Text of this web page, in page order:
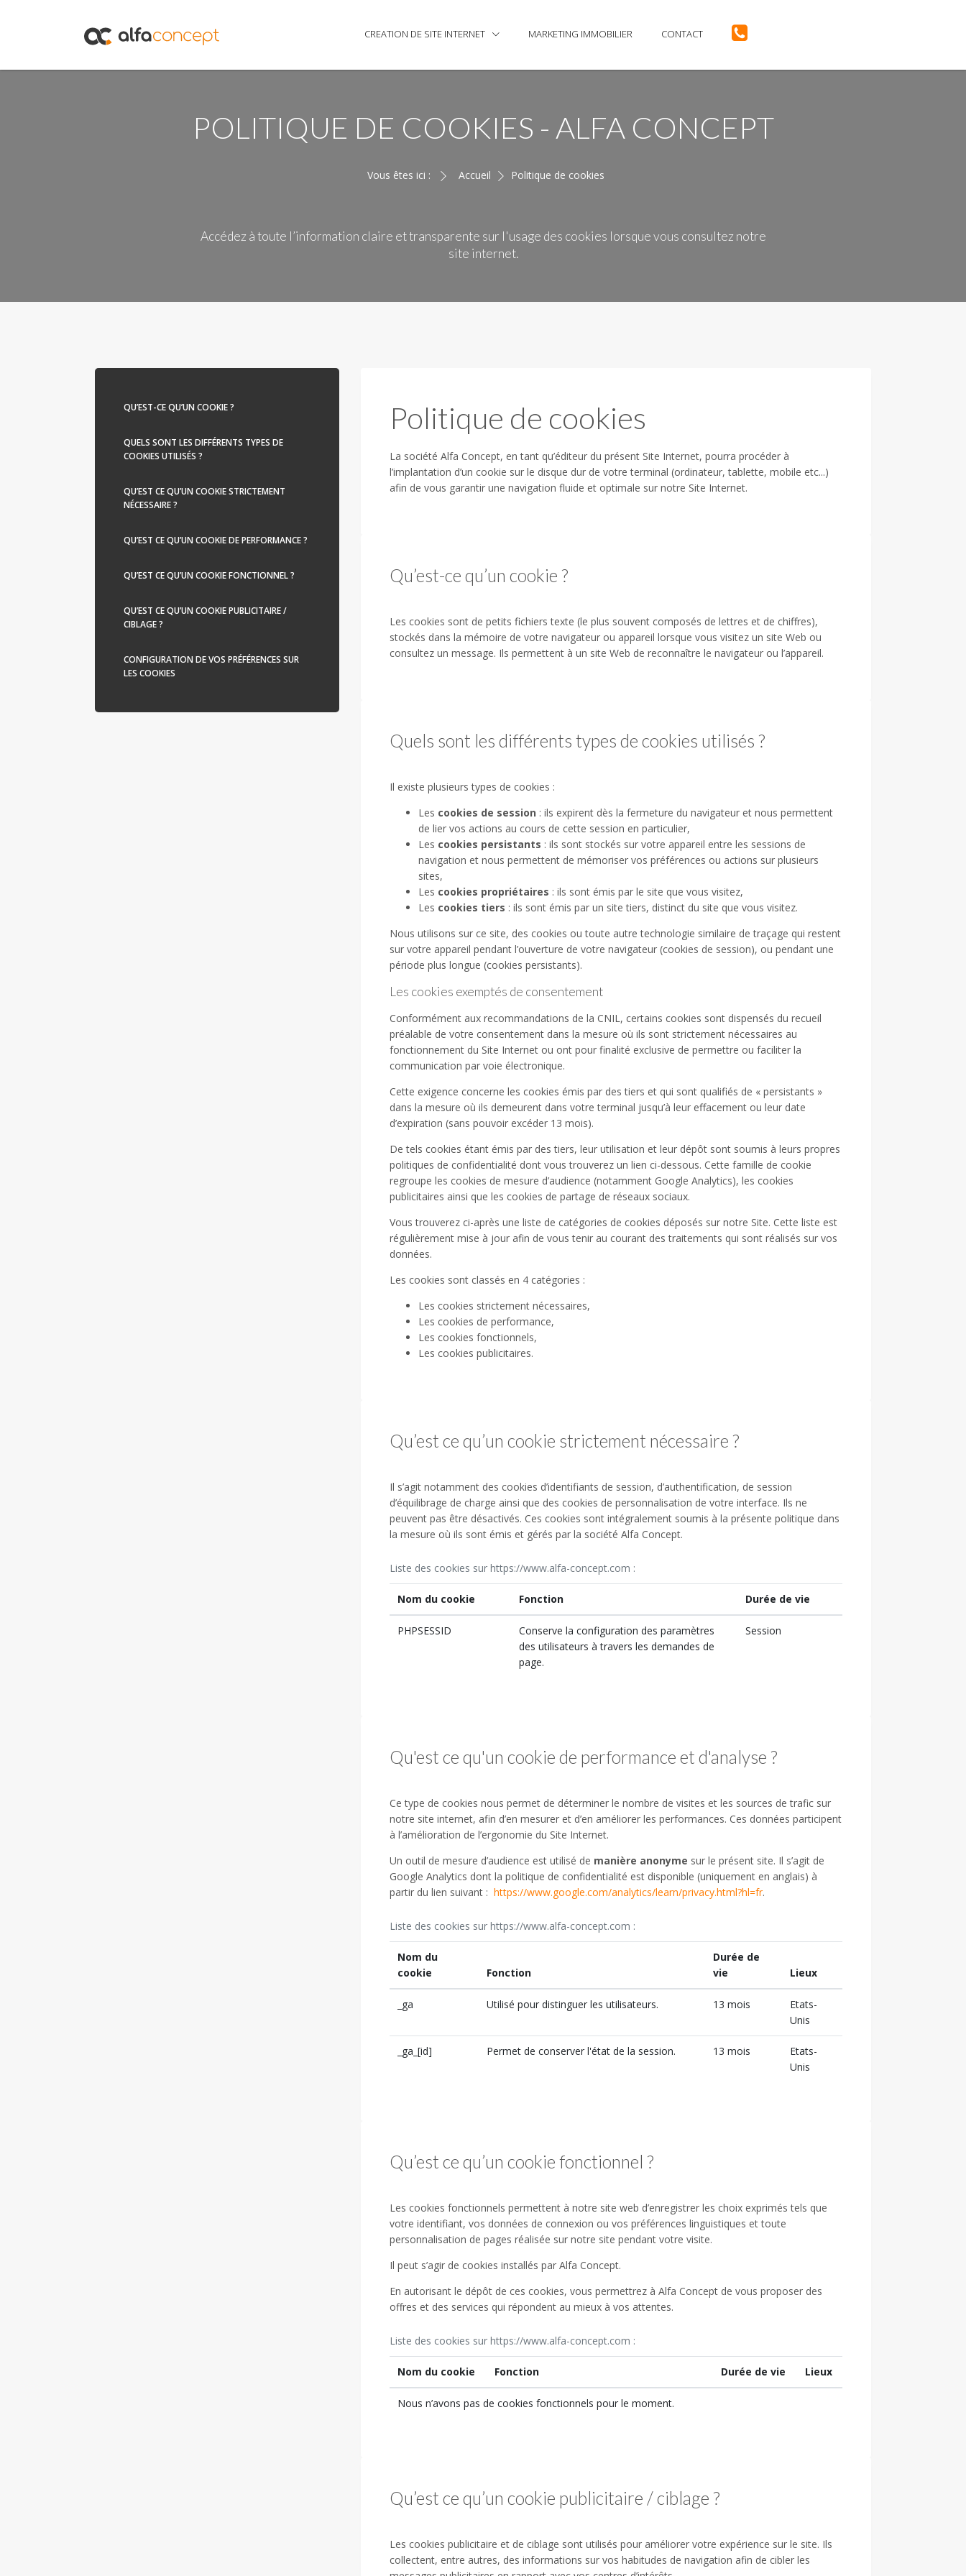
CREATION DE SITE INTERNET MARKETING IMMOBILIER CONTACT
POLITIQUE DE COOKIES - ALFA CONCEPT
Vous êtes ici : Accueil Politique de cookies
Accédez à toute l’information claire et transparente sur l'usage des cookies lorsque vous consultez notre
site internet.
QU’EST-CE QU’UN COOKIE ?
QUELS SONT LES DIFFÉRENTS TYPES DE
COOKIES UTILISÉS ?
QU’EST CE QU’UN COOKIE STRICTEMENT
NÉCESSAIRE ?
QU’EST CE QU’UN COOKIE DE PERFORMANCE ?
QU’EST CE QU’UN COOKIE FONCTIONNEL ?
QU’EST CE QU’UN COOKIE PUBLICITAIRE /
CIBLAGE ?
CONFIGURATION DE VOS PRÉFÉRENCES SUR
LES COOKIES
Politique de cookies
La société Alfa Concept, en tant qu’éditeur du présent Site Internet, pourra procéder à
l’implantation d’un cookie sur le disque dur de votre terminal (ordinateur, tablette, mobile etc...)
afin de vous garantir une navigation fluide et optimale sur notre Site Internet.
Qu’est-ce qu’un cookie ?
Les cookies sont de petits fichiers texte (le plus souvent composés de lettres et de chiffres),
stockés dans la mémoire de votre navigateur ou appareil lorsque vous visitez un site Web ou
consultez un message. Ils permettent à un site Web de reconnaître le navigateur ou l’appareil.
Quels sont les différents types de cookies utilisés ?
Il existe plusieurs types de cookies :
Les cookies de session : ils expirent dès la fermeture du navigateur et nous permettent
de lier vos actions au cours de cette session en particulier,
Les cookies persistants : ils sont stockés sur votre appareil entre les sessions de
navigation et nous permettent de mémoriser vos préférences ou actions sur plusieurs
sites,
Les cookies propriétaires : ils sont émis par le site que vous visitez,
Les cookies tiers : ils sont émis par un site tiers, distinct du site que vous visitez.
Nous utilisons sur ce site, des cookies ou toute autre technologie similaire de traçage qui restent
sur votre appareil pendant l’ouverture de votre navigateur (cookies de session), ou pendant une
période plus longue (cookies persistants).
Les cookies exemptés de consentement
Conformément aux recommandations de la CNIL, certains cookies sont dispensés du recueil
préalable de votre consentement dans la mesure où ils sont strictement nécessaires au
fonctionnement du Site Internet ou ont pour finalité exclusive de permettre ou faciliter la
communication par voie électronique.
Cette exigence concerne les cookies émis par des tiers et qui sont qualifiés de « persistants »
dans la mesure où ils demeurent dans votre terminal jusqu’à leur effacement ou leur date
d’expiration (sans pouvoir excéder 13 mois).
De tels cookies étant émis par des tiers, leur utilisation et leur dépôt sont soumis à leurs propres
politiques de confidentialité dont vous trouverez un lien ci-dessous. Cette famille de cookie
regroupe les cookies de mesure d’audience (notamment Google Analytics), les cookies
publicitaires ainsi que les cookies de partage de réseaux sociaux.
Vous trouverez ci-après une liste de catégories de cookies déposés sur notre Site. Cette liste est
régulièrement mise à jour afin de vous tenir au courant des traitements qui sont réalisés sur vos
données.
Les cookies sont classés en 4 catégories :
Les cookies strictement nécessaires,
Les cookies de performance,
Les cookies fonctionnels,
Les cookies publicitaires.
Qu’est ce qu’un cookie strictement nécessaire ?
Il s’agit notamment des cookies d’identifiants de session, d’authentification, de session
d’équilibrage de charge ainsi que des cookies de personnalisation de votre interface. Ils ne
peuvent pas être désactivés. Ces cookies sont intégralement soumis à la présente politique dans
la mesure où ils sont émis et gérés par la société Alfa Concept.
Liste des cookies sur https://www.alfa-concept.com :
Nom du cookie Fonction Durée de vie
PHPSESSID
Conserve la configuration des paramètres
des utilisateurs à travers les demandes de
page.
Session
Qu'est ce qu'un cookie de performance et d'analyse ?
Ce type de cookies nous permet de déterminer le nombre de visites et les sources de trafic sur
notre site internet, afin d’en mesurer et d’en améliorer les performances. Ces données participent
à l’amélioration de l’ergonomie du Site Internet.
Un outil de mesure d’audience est utilisé de manière anonyme sur le présent site. Il s’agit de
Google Analytics dont la politique de confidentialité est disponible (uniquement en anglais) à
partir du lien suivant : https://www.google.com/analytics/learn/privacy.html?hl=fr.
Liste des cookies sur https://www.alfa-concept.com :
Nom du
cookie
Fonction
Durée de
vie
Lieux
_ga Utilisé pour distinguer les utilisateurs. 13 mois
Etats-
Unis
_ga_[id] Permet de conserver l'état de la session. 13 mois
Etats-
Unis
Qu’est ce qu’un cookie fonctionnel ?
Les cookies fonctionnels permettent à notre site web d’enregistrer les choix exprimés tels que
votre identifiant, vos données de connexion ou vos préférences linguistiques et toute
personnalisation de pages réalisée sur notre site pendant votre visite.
Il peut s’agir de cookies installés par Alfa Concept.
En autorisant le dépôt de ces cookies, vous permettrez à Alfa Concept de vous proposer des
offres et des services qui répondent au mieux à vos attentes.
Liste des cookies sur https://www.alfa-concept.com :
Nom du cookie Fonction Durée de vie Lieux
Nous n’avons pas de cookies fonctionnels pour le moment.
Qu’est ce qu’un cookie publicitaire / ciblage ?
Les cookies publicitaire et de ciblage sont utilisés pour améliorer votre expérience sur le site. Ils
collectent, entre autres, des informations sur vos habitudes de navigation afin de cibler les